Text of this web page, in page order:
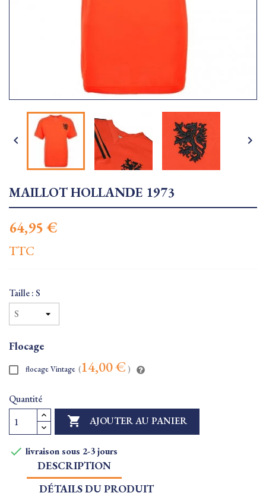
 
MAILLOT HOLLANDE 1973
64,95 €
TTC
Taille : S
Flocage
flocage Vintage (14,00 € )
Quantité
 AJOUTER AU PANIER
 livraison sous 2-3 jours
DESCRIPTION
DÉTAILS DU PRODUIT